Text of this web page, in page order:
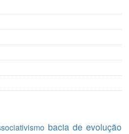
bacia de evolução